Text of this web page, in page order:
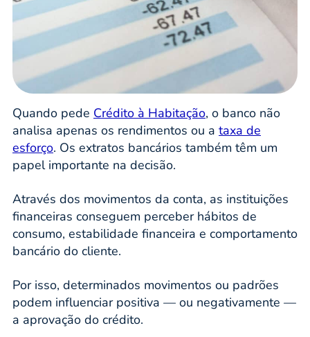
Quando pede Crédito à Habitação, o banco não
analisa apenas os rendimentos ou a taxa de
esforço. Os extratos bancários também têm um
papel importante na decisão.
Através dos movimentos da conta, as instituições
financeiras conseguem perceber hábitos de
consumo, estabilidade financeira e comportamento
bancário do cliente.
Por isso, determinados movimentos ou padrões
podem influenciar positiva — ou negativamente —
a aprovação do crédito.